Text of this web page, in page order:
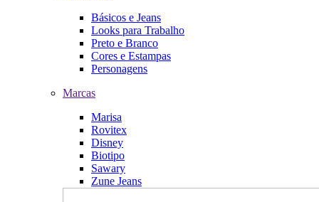
Básicos e Jeans
Looks para Trabalho
Preto e Branco
Cores e Estampas
Personagens
Marcas
Marisa
Rovitex
Disney
Biotipo
Sawary
Zune Jeans